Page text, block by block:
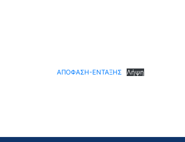
ΑΠΟΦΑΣΗ-ΕΝΤΑΞΗΣ Λήψη